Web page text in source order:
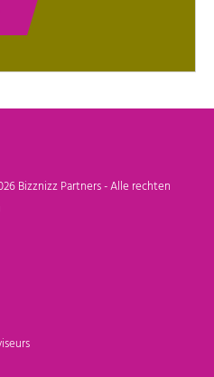
Bizznizz Partners - Alle rechten